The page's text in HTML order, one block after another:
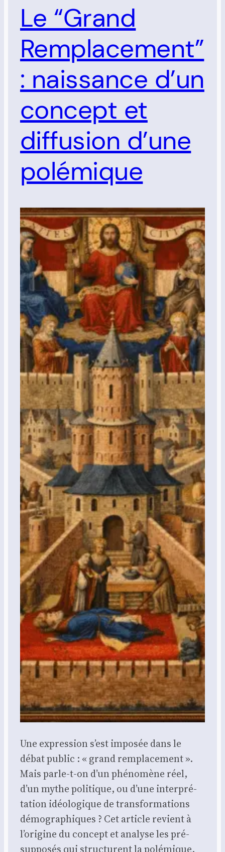
Le “Grand
Remplacement”
: naissance d’un
concept et
diffusion d’une
polémique
Une expres­sion s’est impo­sée dans le
débat public : « grand rem­pla­ce­ment ».
Mais parle-t-on d’un phé­no­mène réel,
d’un mythe poli­tique, ou d’une inter­pré­
ta­tion idéo­lo­gique de trans­for­ma­tions
démo­gra­phiques ? Cet article revient à
l’origine du concept et ana­lyse les pré­
sup­po­sés qui struc­turent la polé­mique.